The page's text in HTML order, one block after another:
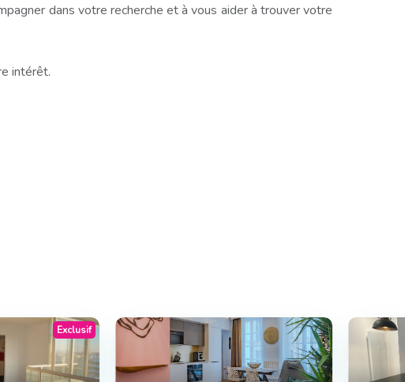
dans votre recherche et à vous aider à trouver votre
intérêt.
Exclusif